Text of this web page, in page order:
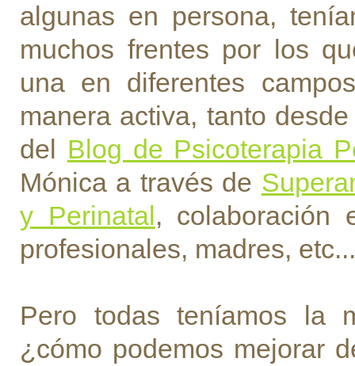
algunas en persona,
muchos frentes por los
una en diferentes
manera activa, tanto
del Blog de Psicoterapia
Mónica a través de
y Perinatal, colaboración
profesionales, madres, etc...
Pero todas teníamos la
¿cómo podemos mejorar